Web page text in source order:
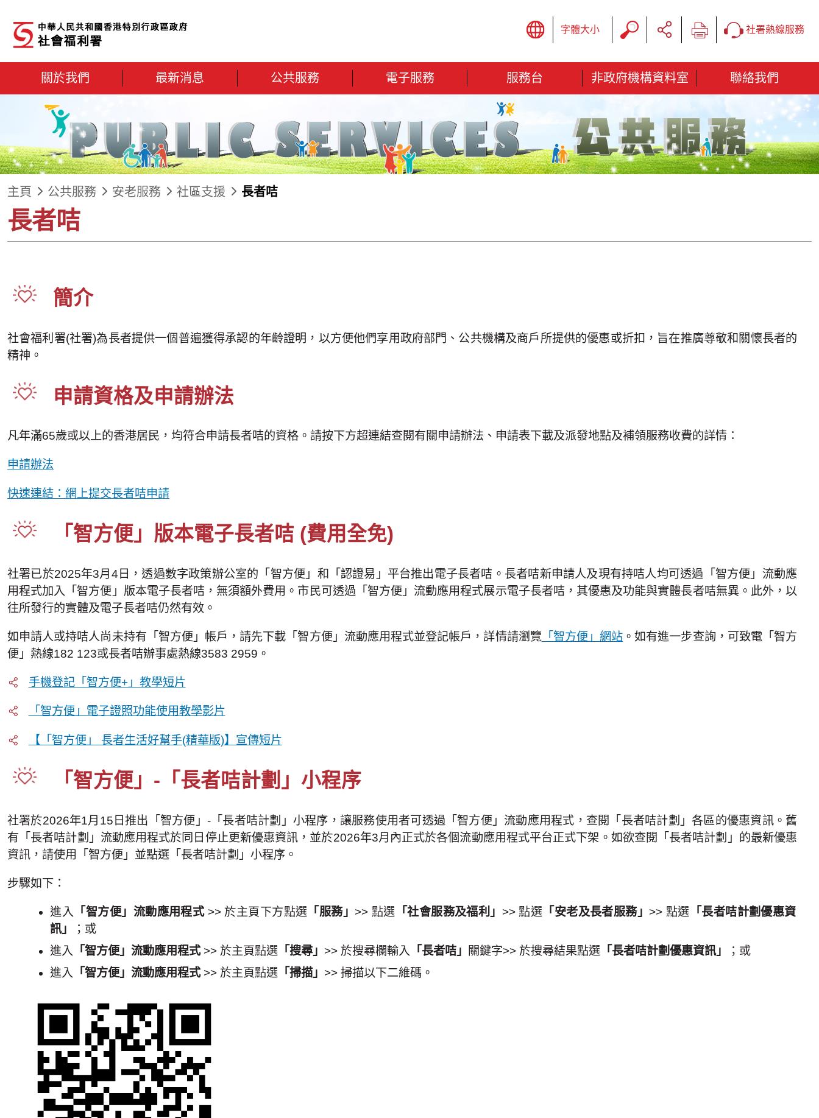
字體大小 社署熱線服務
關於我們 最新消息 公共服務 電子服務 服務台 非政府機構資料室 聯絡我們
主頁 公共服務 安老服務 社區支援 長者咭
長者咭
簡介
社會福利署(社署)為長者提供一個普遍獲得承認的年齡證明，以方便他們享用政府部門、公共機構及商戶所提供的優惠或折扣，旨在推廣尊敬和關懷長者的
精神。
申請資格及申請辦法
凡年滿65歲或以上的香港居民，均符合申請長者咭的資格。請按下方超連結查閱有關申請辦法、申請表下載及派發地點及補領服務收費的詳情：
申請辦法
快速連結：網上提交長者咭申請
「智方便」版本電子長者咭 (費用全免)
社署已於2025年3月4日，透過數字政策辦公室的「智方便」和「認證易」平台推出電子長者咭。長者咭新申請人及現有持咭人均可透過「智方便」流動應
用程式加入「智方便」版本電子長者咭，無須額外費用。市民可透過「智方便」流動應用程式展示電子長者咭，其優惠及功能與實體長者咭無異。此外，以
往所發行的實體及電子長者咭仍然有效。
如申請人或持咭人尚未持有「智方便」帳戶，請先下載「智方便」流動應用程式並登記帳戶，詳情請瀏覽「智方便」網站 。如有進一步查詢，可致電「智方
便」熱線182 123或長者咭辦事處熱線3583 2959。
手機登記「智方便+」教學短片
「智方便」電子證照功能使用教學影片
【「智方便」 長者生活好幫手(精華版)】宣傳短片
「智方便」-「長者咭計劃」小程序
社署於2026年1月 15 日推出「智方便」 -「長者咭計劃」小程序，讓服務使用者可透過「智方便」流動應用程式，查閱「長者咭計劃」各區的優惠資訊。舊
有「長者咭計劃」流動應用程式於同日停止更新優惠資訊，並於2026年3月內正式於各個流動應用程式平台正式下架。如欲查閱「長者咭計劃」的最新優惠
資訊，請使用「智方便」並點選「長者咭計劃」小程序。
步驟如下：
進入 「智方便」流動應用程式 >>於主頁下方點選 「服務」 >> 點選 「社會服務及福利」 >> 點選 「安老及長者服務」 >> 點選 「長者咭計劃優惠資
訊」
；或
進入 「智方便」流動應用程式 >>於主頁點選 「搜尋」 >>於搜尋欄輸入 「長者咭」 關鍵字>>於搜尋結果點選 「長者咭計劃優惠資訊」
；或
進入 「智方便」流動應用程式 >>於主頁點選 「掃描」 >>掃描以下二維碼。